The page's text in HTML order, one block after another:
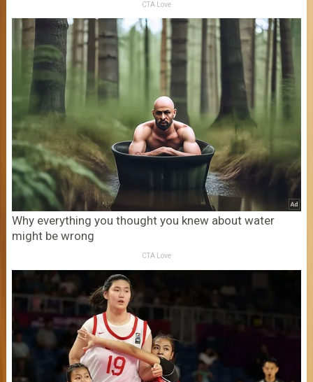
CTA Love
Why everything you thought you knew about water
might be wrong
CTA Love